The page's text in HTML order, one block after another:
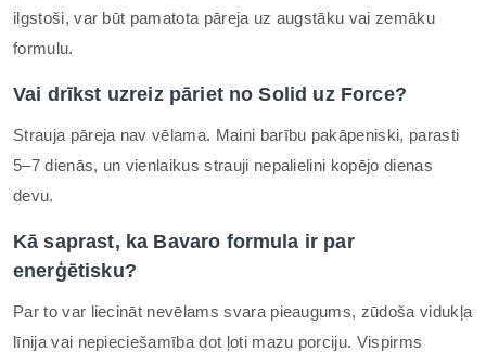
ilgstoši, var būt pamatota pāreja uz augstāku vai zemāku
formulu.
Vai drīkst uzreiz pāriet no Solid uz Force?
Strauja pāreja nav vēlama. Maini barību pakāpeniski, parasti
5–7 dienās, un vienlaikus strauji nepalielini kopējo dienas
devu.
Kā saprast, ka Bavaro formula ir par
enerģētisku?
Par to var liecināt nevēlams svara pieaugums, zūdoša vidukļa
līnija vai nepieciešamība dot ļoti mazu porciju. Vispirms